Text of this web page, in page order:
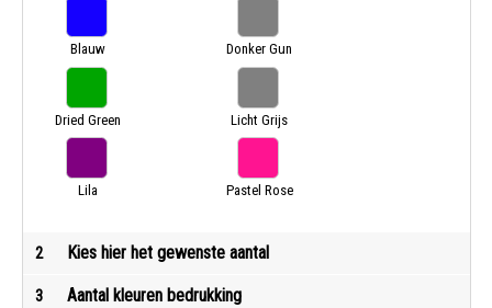
Blauw
Donker Gun
Metal
Dried Green Licht Grijs
Lila Pastel Rose
2 Kies hier het gewenste aantal
3 Aantal kleuren bedrukking